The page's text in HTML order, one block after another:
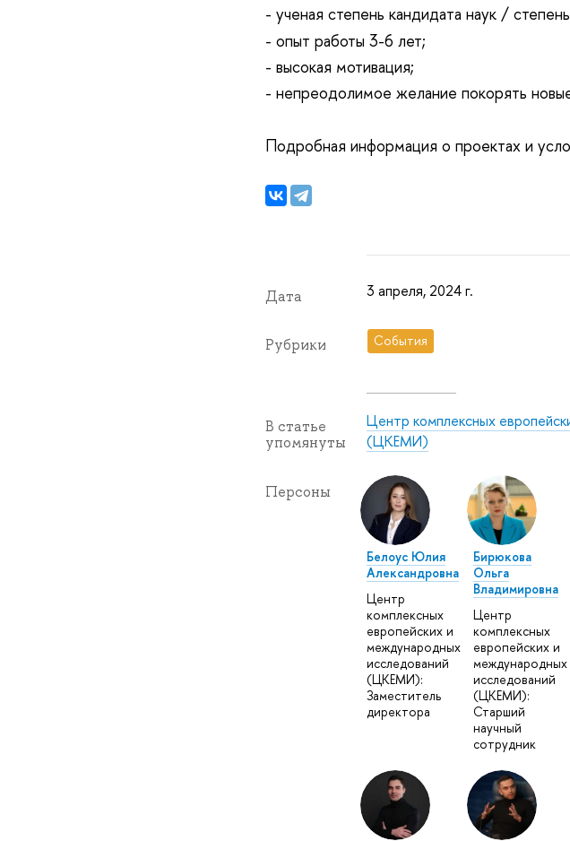
- ученая степень кандидата наук /
- опыт работы 3-6 лет;
- высокая мотивация;
- непреодолимое желание покорять
Подробная информация о проектах и
Дата 3 апреля, 2024 г.
Рубрики События
В статье
упомянуты
Центр комплексных
(ЦКЕМИ)
Персоны
Белоус Юлия
Александровна
Центр
комплексных
европейских и
международных
исследований
(ЦКЕМИ):
Заместитель
директора
Бирюкова
Ольга
Владимировна
Центр
комплексных
европейских и
международных
исследований
(ЦКЕМИ):
Старший
научный
сотрудник